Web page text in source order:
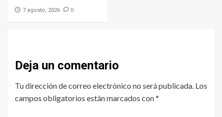
7 agosto, 2026 0
Deja un comentario
Tu dirección de correo electrónico no será publicada. Los
campos obligatorios están marcados con*